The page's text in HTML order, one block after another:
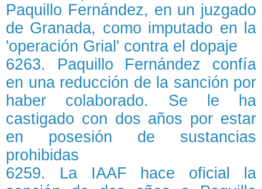
Paquillo Fernández, en un juzgado
de Granada, como imputado en la
'operación Grial' contra el dopaje
6263. Paquillo Fernández confía
en una reducción de la sanción por
haber colaborado. Se le ha
castigado con dos años por estar
en posesión de sustancias
prohibidas
6259. La IAAF hace oficial la